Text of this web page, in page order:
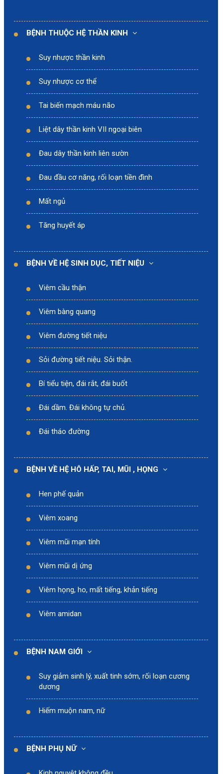
BỆNH THUỘC HỆ THẦN KINH
Suy nhược thần kinh
Suy nhược cơ thể
Tai biến mạch máu não
Liệt dây thần kinh VII ngoại biên
Đau dây thần kinh liên sườn
Đau đầu cơ năng, rối loạn tiền đình
Mất ngủ
Tăng huyết áp
BỆNH VỀ HỆ SINH DỤC, TIẾT NIỆU
Viêm cầu thận
Viêm bàng quang
Viêm đường tiết niệu
Sỏi đường tiết niệu. Sỏi thận.
Bí tiểu tiện, đái rắt, đái buốt
Đái dầm. Đái không tự chủ.
Đái tháo đường
BỆNH VỀ HỆ HÔ HẤP, TAI, MŨI , HỌNG
Hen phế quản
Viêm xoang
Viêm mũi mạn tính
Viêm mũi dị ứng
Viêm họng, ho, mất tiếng, khản tiếng
Viêm amidan
BỆNH NAM GIỚI
Suy giảm sinh lý, xuất tinh sớm, rối loạn cương
dương
Hiếm muộn nam, nữ
BỆNH PHỤ NỮ